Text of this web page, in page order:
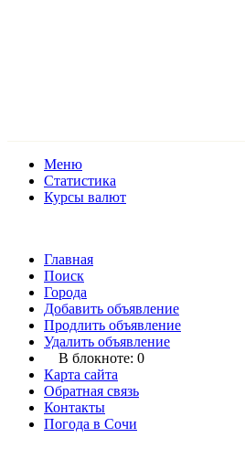
Меню
Статистика
Курсы валют
Главная
Поиск
Города
Добавить объявление
Продлить объявление
Удалить объявление
В блокноте: 0
Карта сайта
Обратная связь
Контакты
Погода в Сочи